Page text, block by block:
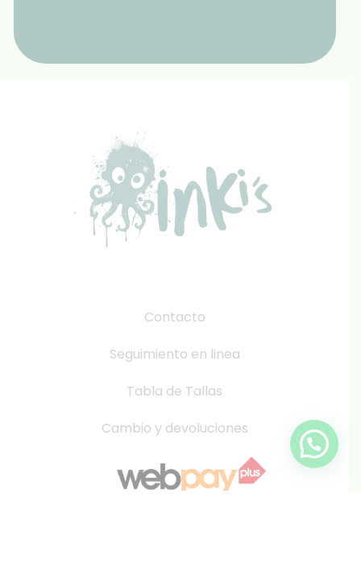
Contacto
Seguimiento en linea
Tabla de Tallas
Cambio y devoluciones